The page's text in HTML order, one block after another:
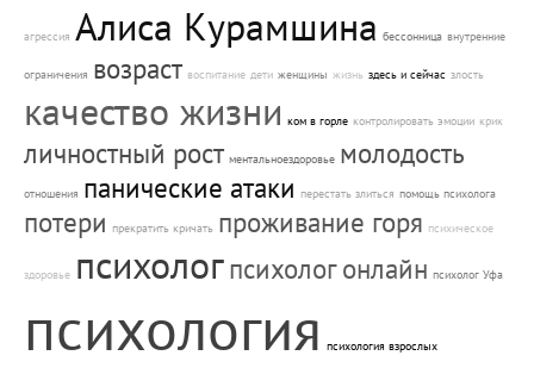
агрессия Алиса Курамшина бессонница внутренние
ограничения возраст воспитание дети женщины жизнь здесь и сейчас злость
качество жизни ком в горле контролировать эмоции крик
личностный рост ментальноездоровье молодость
отношения панические атаки перестать злиться помощь психолога
потери прекратить кричать проживание горя психическое
здоровье психологпсихолог онлайн психолог Уфа
психология психология взрослых